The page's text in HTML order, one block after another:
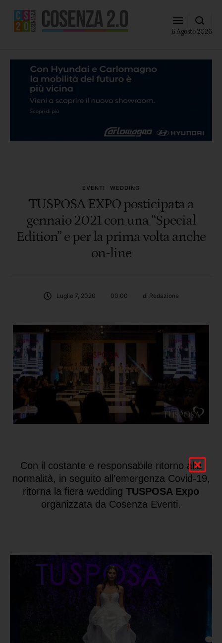
6 Agosto 2026
EVENTI WEDDING
TUSPOSA EXPO posticipata a
gennaio 2021 con una “Special
Edition” e per la prima volta anche
on-line
Luglio 7, 2020 00:00 di Redazione
Con il costante e responsabile ritorno alla
normalità, in seguito all’emergenza Covid-19,
ritorna la fiera wedding TUSPOSA Expo
organizzata da Cosenza Eventi.